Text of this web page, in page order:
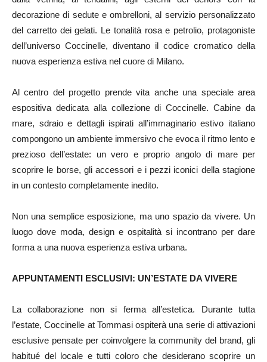
decorazione di sedute e ombrelloni, al servizio personalizzato
del carretto dei gelati. Le tonalità rosa e petrolio, protagoniste
dell’universo Coccinelle, diventano il codice cromatico della
nuova esperienza estiva nel cuore di Milano.
Al centro del progetto prende vita anche una speciale area
espositiva dedicata alla collezione di Coccinelle. Cabine da
mare, sdraio e dettagli ispirati all’immaginario estivo italiano
compongono un ambiente immersivo che evoca il ritmo lento e
prezioso dell’estate: un vero e proprio angolo di mare per
scoprire le borse, gli accessori e i pezzi iconici della stagione
in un contesto completamente inedito.
Non una semplice esposizione, ma uno spazio da vivere. Un
luogo dove moda, design e ospitalità si incontrano per dare
forma a una nuova esperienza estiva urbana.
APPUNTAMENTI ESCLUSIVI: UN’ESTATE DA VIVERE
La collaborazione non si ferma all’estetica. Durante tutta
l’estate, Coccinelle at Tommasi ospiterà una serie di attivazioni
esclusive pensate per coinvolgere la community del brand, gli
habitué del locale e tutti coloro che desiderano scoprire un